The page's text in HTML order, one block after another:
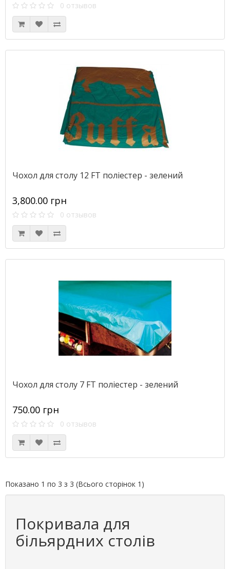
0 отзывов
Чохол для столу 12 FT поліестер - зелений
3,800.00 грн
0 отзывов
Чохол для столу 7 FT поліестер - зелений
750.00 грн
0 отзывов
Показано 1 по 3 з 3 (Всього сторінок 1)
Покривала для
більярдних столів